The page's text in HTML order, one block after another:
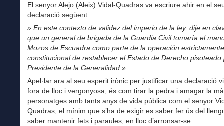
El senyor Alejo (Aleix) Vidal-Quadras va escriure ahir en el
declaració següent :
» En este contexto de validez del imperio de la ley, dije en
que un general de brigada de la Guardia Civil tomaría el
Mozos de Escuadra como parte de la operación estrictamente
constitucional de restablecer el Estado de Derecho pisoteado
Presidente de la Generalidad.»
Apel·lar ara al seu esperit irònic per justificar una declaració
fora de lloc i vergonyosa, és com tirar la pedra i amagar la
personatges amb tants anys de vida pública com el senyor
Quadras, el mínim que s’ha de exigir es saber fer ús del
saber mantenir fets i paraules, en lloc d’arronsar-se.